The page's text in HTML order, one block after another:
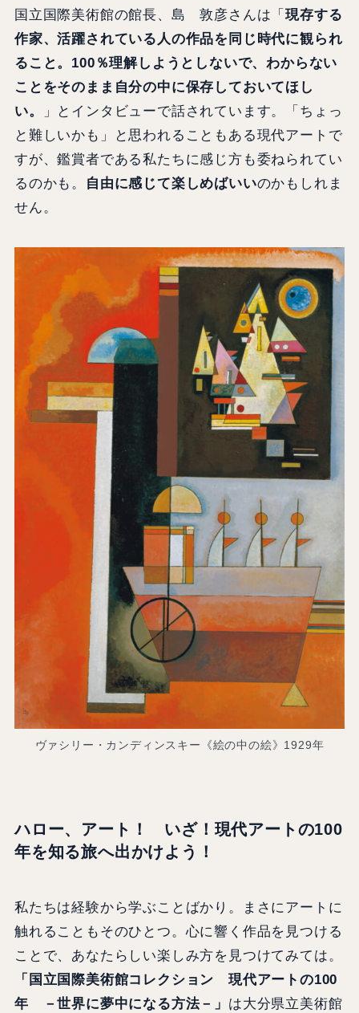
国立国際美術館の館長、島 敦彦さんは「現存する
作家、活躍されている人の作品を同じ時代に観られ
ること。100％理解しようとしないで、わからない
ことをそのまま自分の中に保存しておいてほし
い。
」とインタビューで話されています。「ちょっ
と難しいかも」と思われることもある現代アートで
すが、鑑賞者である私たちに感じ方も委ねられてい
るのかも。
自由に感じて楽しめばいいのかもしれま
せん。
ヴァシリー・カンディンスキー《絵の中の絵》1929年
ハロー、アート！ いざ！現代アートの100
年を知る旅へ出かけよう！
私たちは経験から学ぶことばかり。まさにアートに
触れることもそのひとつ。心に響く作品を見つける
ことで、あなたらしい楽しみ方を見つけてみては。
「国立国際美術館コレクション 現代アートの100
年 －世界に夢中になる方法－」 は大分県立美術館